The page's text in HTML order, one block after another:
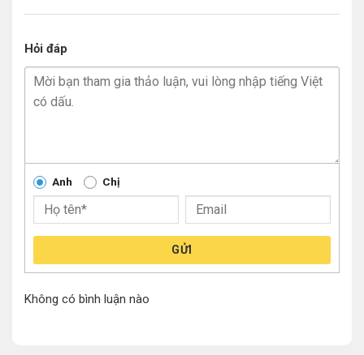
Hỏi đáp
Anh Chị
GỬI
Không có bình luận nào